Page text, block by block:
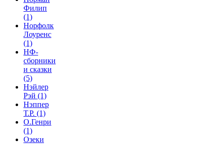
Филип
(1)
Норфолк
Лоуренс
(1)
НФ-
сборники
и сказки
(5)
Нэйлер
Рэй (1)
Нэппер
Т.Р. (1)
О.Генри
(1)
Озеки